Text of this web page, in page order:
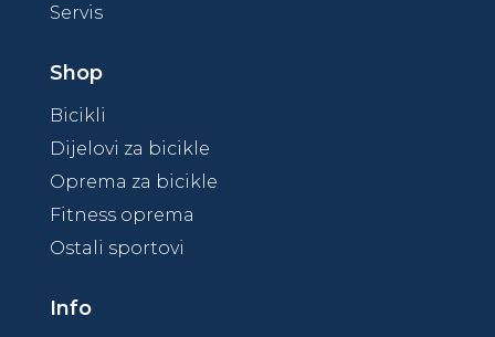
Servis
Shop
Bicikli
Dijelovi za bicikle
Oprema za bicikle
Fitness oprema
Ostali sportovi
Info